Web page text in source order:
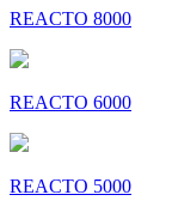
REACTO 8000
REACTO 6000
REACTO 5000